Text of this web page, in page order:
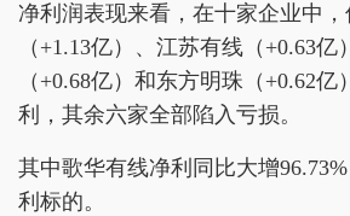
净利润表现来看，在十家企业中
（+1.13亿）、江苏有线（+0.63
（+0.68亿）和东方明珠（+0.62
利，其余六家全部陷入亏损。
其中歌华有线净利同比大增
利标的。